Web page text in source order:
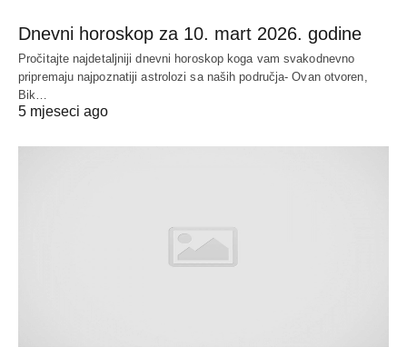
Dnevni horoskop za 10. mart 2026. godine
Pročitajte najdetaljniji dnevni horoskop koga vam svakodnevno
pripremaju najpoznatiji astrolozi sa naših područja- Ovan otvoren,
Bik…
5 mjeseci ago